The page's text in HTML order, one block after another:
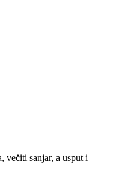
večiti sanjar, a usput i